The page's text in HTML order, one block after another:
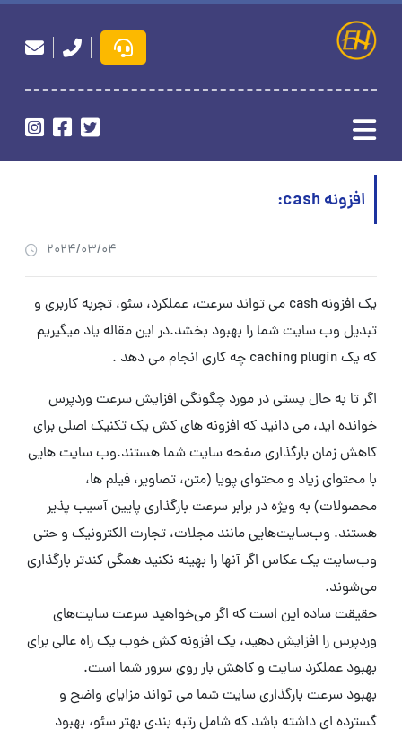
افزونه cash:
2024/03/04
یک افزونه cash می تواند سرعت، عملکرد، سئو، تجربه کاربری و
تبدیل وب سایت شما را بهبود بخشد.در این مقاله یاد میگیریم
که یک caching plugin چه کاری انجام می دهد .
اگر تا به حال پستی در مورد چگونگی افزایش سرعت وردپرس
خوانده اید، می دانید که افزونه های کش یک تکنیک اصلی برای
کاهش زمان بارگذاری صفحه سایت شما هستند.وب سایت هایی
با محتوای زیاد و محتوای پویا (متن، تصاویر، فیلم ها،
محصولات) به ویژه در برابر سرعت بارگذاری پایین آسیب پذیر
هستند. وب‌سایت‌هایی مانند مجلات، تجارت الکترونیک و حتی
وب‌سایت یک عکاس اگر آنها را بهینه نکنید همگی کندتر بارگذاری
می‌شوند.
حقیقت ساده این است که اگر می‌خواهید سرعت سایت‌های
وردپرس را افزایش دهید، یک افزونه کش خوب یک راه عالی برای
بهبود عملکرد سایت و کاهش بار روی سرور شما است.
بهبود سرعت بارگذاری سایت شما می تواند مزایای واضح و
گسترده ای داشته باشد که شامل رتبه بندی بهتر سئو، بهبود